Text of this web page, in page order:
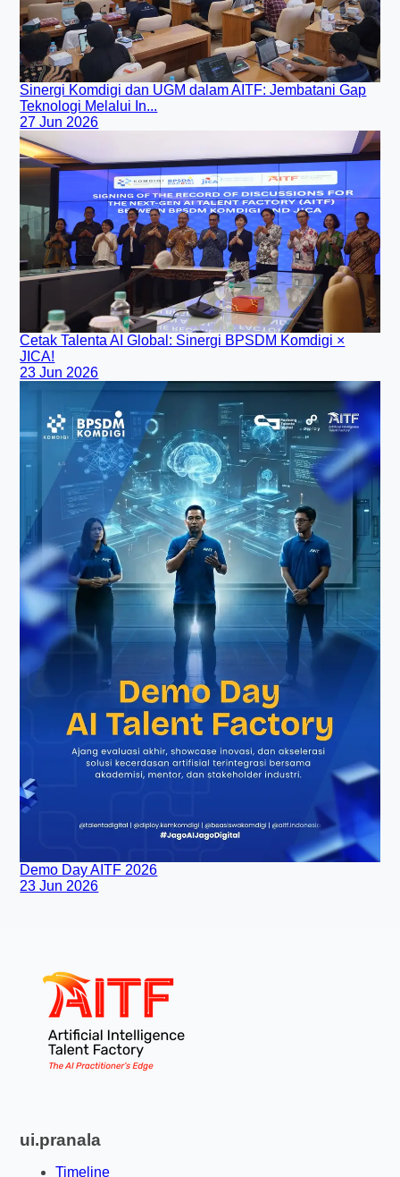
Sinergi Komdigi dan UGM dalam AITF: Jembatani Gap
Teknologi Melalui In...
27 Jun 2026
Cetak Talenta AI Global: Sinergi BPSDM Komdigi ×
JICA!
23 Jun 2026
Demo Day AITF 2026
23 Jun 2026
ui.pranala
Timeline